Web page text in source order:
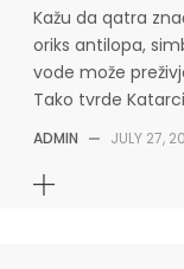
Kažu da qatra
oriks antilopa,
vode može
Tako tvrde
ADMIN — JULY 27,